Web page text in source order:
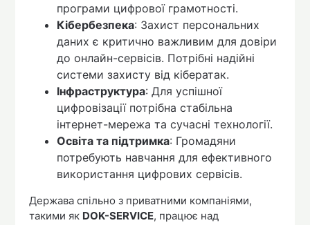
програми цифрової грамотності.
Кібербезпека: Захист персональних
даних є критично важливим для довіри
до онлайн-сервісів. Потрібні надійні
системи захисту від кібератак.
Інфраструктура: Для успішної
цифровізації потрібна стабільна
інтернет-мережа та сучасні технології.
Освіта та підтримка: Громадяни
потребують навчання для ефективного
використання цифрових сервісів.
Держава спільно з приватними компаніями,
такими як DOK-SERVICE, працює над